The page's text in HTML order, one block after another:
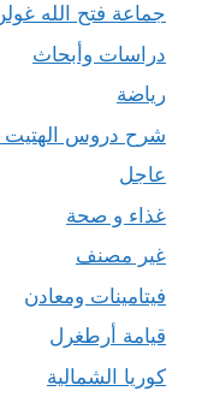
جماعة فتح الله
دراسات وأبحاث
رياضة
شرح دروس الهتيت
عاجل
غذاء و صحة
غير مصنف
فيتامينات ومعادن
قيامة أرطغرل
كوريا الشمالية